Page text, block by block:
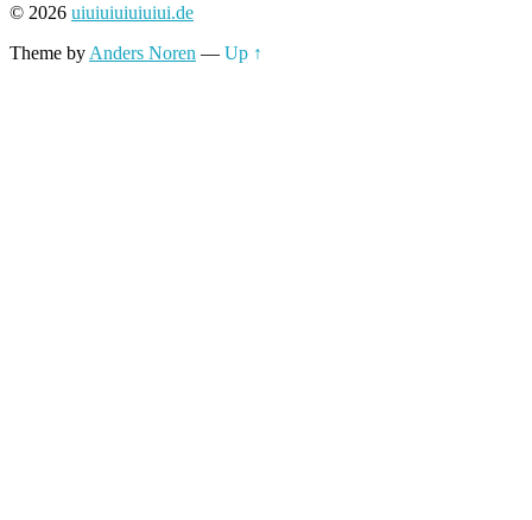
© 2026 uiuiuiuiuiuiui.de
Theme by Anders Noren — Up ↑